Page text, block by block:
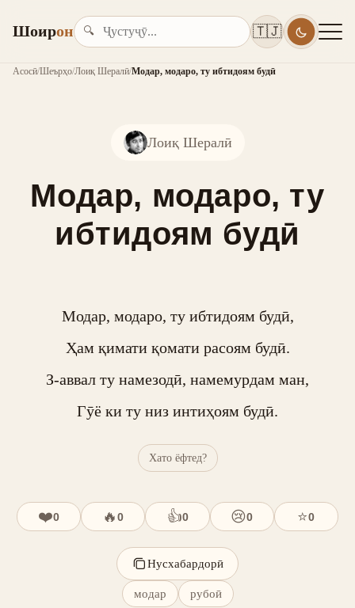
Шоирон 🔍 🇹🇯
Асосӣ/Шеърҳо/Лоиқ Шералӣ/Модар, модаро, ту ибтидоям будӣ
Лоиқ Шералӣ
Модар, модаро, ту
ибтидоям будӣ
Модар, модаро, ту ибтидоям будӣ,
Ҳам қимати қомати расоям будӣ.
З-аввал ту намезодӣ, намемурдам ман,
Гӯё ки ту низ интиҳоям будӣ.
Хато ёфтед?
❤️0 🔥0 👍0 😢0 ⭐0
Нусхабардорӣ
модар рубоӣ